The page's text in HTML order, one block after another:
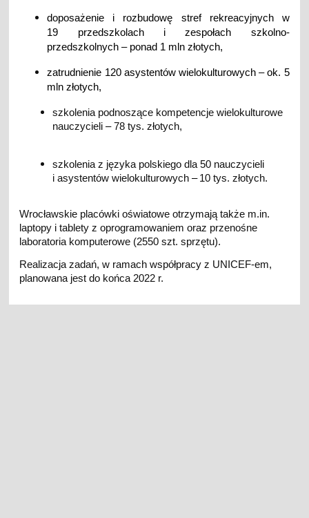
doposażenie i rozbudowę stref rekreacyjnych w
19 przedszkolach i zespołach szkolno-
przedszkolnych – ponad 1 mln złotych,
zatrudnienie 120 asystentów wielokulturowych – ok. 5
mln złotych,
szkolenia podnoszące kompetencje wielokulturowe
nauczycieli–78 tys. złotych,
szkolenia z języka polskiego dla 50 nauczycieli
i asystentów wielokulturowych– 10 tys. złotych.
Wrocławskie placówki oświatowe otrzymają także m.in.
laptopy i tablety z oprogramowaniem oraz przenośne
laboratoria komputerowe (2550 szt. sprzętu).
Realizacja zadań, w ramach współpracy z UNICEF-em,
planowana jest do końca 2022 r.